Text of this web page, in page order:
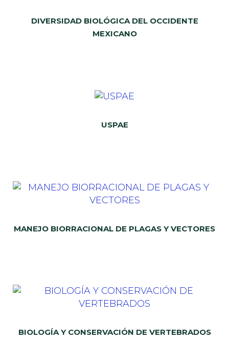
DIVERSIDAD BIOLÓGICA DEL OCCIDENTE
MEXICANO
USPAE
MANEJO BIORRACIONAL DE PLAGAS Y VECTORES
BIOLOGÍA Y CONSERVACIÓN DE VERTEBRADOS